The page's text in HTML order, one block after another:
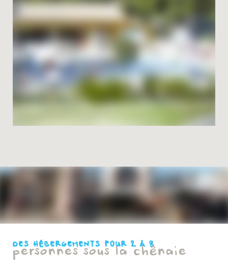
DES HÉBERGEMENTS POUR 2 À 8
personnes sous la chênaie